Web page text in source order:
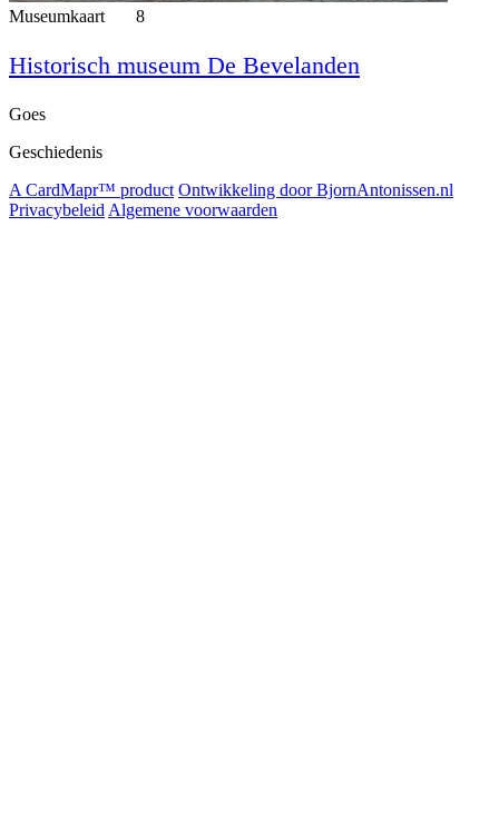
Museumkaart 8
Historisch museum De Bevelanden
Goes
Geschiedenis
A CardMapr™ product Ontwikkeling door BjornAntonissen.nl
Privacybeleid Algemene voorwaarden